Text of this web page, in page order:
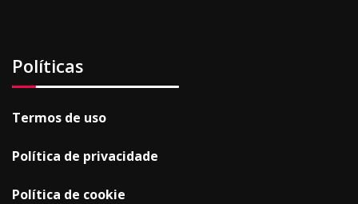
Políticas
Termos de uso
Política de privacidade
Política de cookie